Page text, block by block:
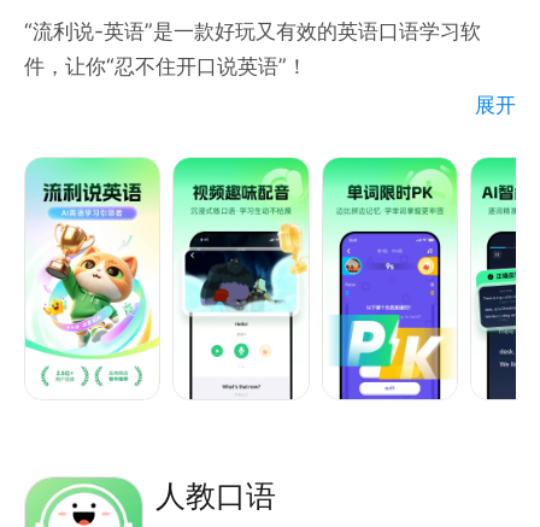
- 跟读打分：跟读后可查看单词发音准确度，纠正发音
问题。
- 软件内部：账号 - 帮助与反馈 - 意见反馈
- 客服电话：400-920-1209
“流利说-英语”是一款好玩又有效的英语口语学习软
件，让你“忍不住开口说英语”！
自适应诊断测试，精准评估英语水平。AI 老师全程评
估学习情况，根据优势和薄弱点智能调整学习节奏。课
程专业系统，注重实际听说。
【有趣的配音课程】
的配音体验。
展开
人教口语